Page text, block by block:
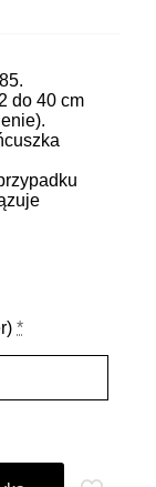
do 40 cm
*